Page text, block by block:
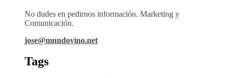
No dudes en pedirnos información. Marketing y
Comunicación.
jose@mundovino.net
Tags